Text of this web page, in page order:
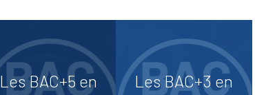
Les BAC+5 en
Les BAC+3 en